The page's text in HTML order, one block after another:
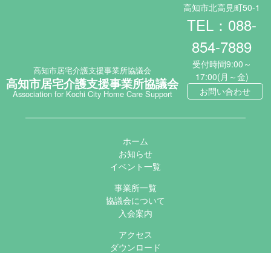
高知市居宅介護支援事業所協議会
高知市居宅介護支援事業所協議会
Association for Kochi City Home Care Support
高知市北高見町50-1
TEL：088-
854-7889
受付時間9:00～
17:00(月～金)
お問い合わせ
ホーム
お知らせ
イベント一覧
事業所一覧
協議会について
入会案内
アクセス
ダウンロード